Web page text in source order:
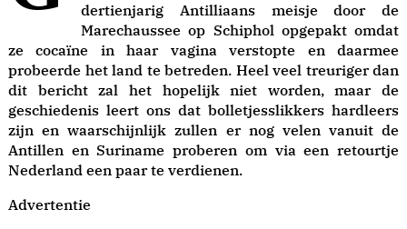
dertienjarig Antilliaans meisje door de
Marechaussee op Schiphol opgepakt omdat
ze cocaïne in haar vagina verstopte en daarmee
probeerde het land te betreden. Heel veel treuriger dan
dit bericht zal het hopelijk niet worden, maar de
geschiedenis leert ons dat bolletjesslikkers hardleers
zijn en waarschijnlijk zullen er nog velen vanuit de
Antillen en Suriname proberen om via een retourtje
Nederland een paar te verdienen.
Advertentie